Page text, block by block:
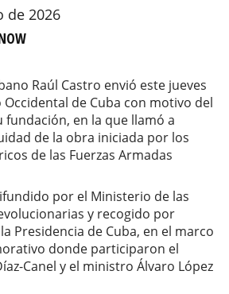
de 2026
Raúl Castro envió este jueves
de Cuba con motivo del
fundación, en la que llamó a
de la obra iniciada por los
de las Fuerzas Armadas
por el Ministerio de las
y recogido por
Presidencia de Cuba, en el marco
donde participaron el
Canel y el ministro Álvaro López